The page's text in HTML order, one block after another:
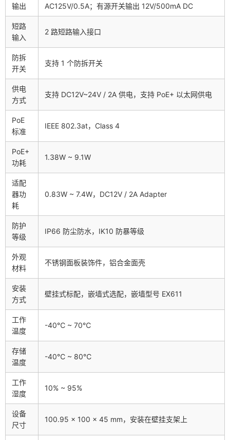
输出
AC125V/0.5A；有源开关输出 12V/500mA DC
短路
输入
2 路短路输入接口
防拆
开关
支持 1 个防拆开关
供电
方式
支持 DC12V~24V / 2A 供电，支持 PoE+ 以太网供电
PoE
标准
IEEE 802.3at，Class 4
PoE+
功耗
1.38W ~ 9.1W
适配
器功
耗
0.83W ~ 7.4W，DC12V / 2A Adapter
防护
等级
IP66 防尘防水，IK10 防暴等级
外观
材料
不锈钢面板装饰件，铝合金面壳
安装
方式
壁挂式标配，嵌墙式选配，嵌墙型号 EX611
工作
温度
-40℃ ~ 70℃
存储
温度
-40℃ ~ 80℃
工作
湿度
10% ~ 95%
设备
尺寸
100.95 × 100 × 45 mm，安装在壁挂支架上